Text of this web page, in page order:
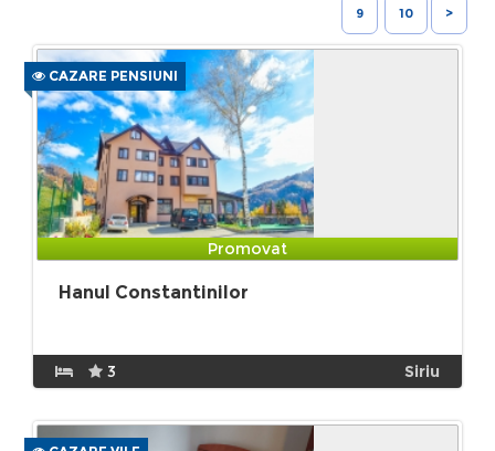
9 10 >
CAZARE PENSIUNI
Promovat
Hanul Constantinilor
3 Siriu